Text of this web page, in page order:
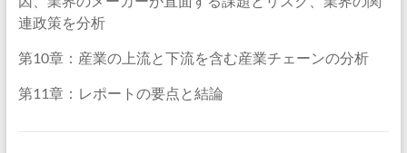
連政策を分析
第10章：産業の上流と下流を含む産業チェーンの分析
第11章：レポートの要点と結論